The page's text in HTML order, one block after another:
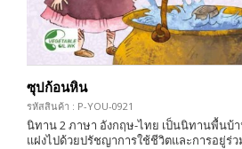
ซุปก้อนหิน
รหัสสินค้า : P-YOU-0921
นิทาน 2 ภาษา อังกฤษ-ไทย เป็นนิทานพื้นบ้
แฝงไปด้วยปรัชญาการใช้ชีวิตและการอยู่ร่